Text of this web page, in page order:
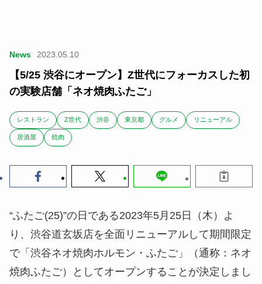
News 2023.05.10
【5/25 渋谷にオープン】Z世代にフォーカスした初
の実験店舗「ネオ焼肉ふたご」
レストラン Z世代 渋谷 東京都 グルメ リニューアル
居酒屋 焼肉
“ふたご(25)”の日である2023年5月25日（木）よ
り、渋谷道玄坂店を全面リニューアルして期間限定
で「渋谷ネオ焼肉ホルモン・ふたご」（通称：ネオ
焼肉ふたご）としてオープンすることが決定しまし